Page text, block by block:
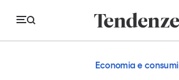
Tendenze
Economia e consumi